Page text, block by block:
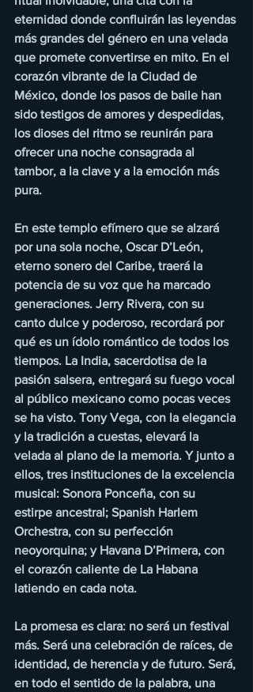
eternidad donde confluirán las leyendas
más grandes del género en una velada
que promete convertirse en mito. En el
corazón vibrante de la Ciudad de
México, donde los pasos de baile han
sido testigos de amores y despedidas,
los dioses del ritmo se reunirán para
ofrecer una noche consagrada al
tambor, a la clave y a la emoción más
pura.
En este templo efímero que se alzará
por una sola noche, Oscar D’León,
eterno sonero del Caribe, traerá la
potencia de su voz que ha marcado
generaciones. Jerry Rivera, con su
canto dulce y poderoso, recordará por
qué es un ídolo romántico de todos los
tiempos. La India, sacerdotisa de la
pasión salsera, entregará su fuego vocal
al público mexicano como pocas veces
se ha visto. Tony Vega, con la elegancia
y la tradición a cuestas, elevará la
velada al plano de la memoria. Y junto a
ellos, tres instituciones de la excelencia
musical: Sonora Ponceña, con su
estirpe ancestral; Spanish Harlem
Orchestra, con su perfección
neoyorquina; y Havana D’Primera, con
el corazón caliente de La Habana
latiendo en cada nota.
La promesa es clara: no será un festival
más. Será una celebración de raíces, de
identidad, de herencia y de futuro. Será,
en todo el sentido de la palabra, una